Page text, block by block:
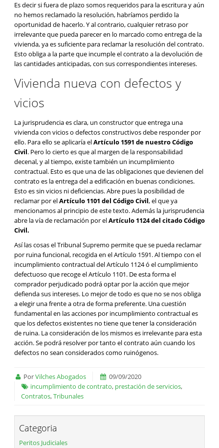
Es decir si fuera de plazo somos requeridos para la escritura y aún
no hemos reclamado la resolución, habríamos perdido la
oportunidad de hacerlo. Y al contrario, cualquier retraso por
irrelevante que pueda parecer en lo marcado como entrega de la
vivienda, ya es suficiente para reclamar la resolución del contrato.
Esto obliga a la parte que incumple el contrato a la devolución de
las cantidades anticipadas, con sus correspondientes intereses.
Vivienda nueva con defectos y
vicios
La jurisprudencia es clara, un constructor que entrega una
vivienda con vicios o defectos constructivos debe responder por
ello. Para ello se aplicaría elArtículo 1591 de nuestro Código
Civil. Pero lo cierto es que al margen de la responsabilidad
decenal, y al tiempo, existe también un incumplimiento
contractual. Esto es que una de las obligaciones que devienen del
contrato es la entrega del a edificación en buenas condiciones.
Esto es sin vicios ni deficiencias. Abre pues la posibilidad de
reclamar por elArtículo 1101 del Código Civil, el que ya
mencionamos al principio de este texto. Además la jurisprudencia
abre la vía de reclamación por elArtículo 1124 del citado Código
Civil.
Así las cosas el Tribunal Supremo permite que se pueda reclamar
por ruina funcional, recogida en el Artículo 1591. Al tiempo con el
incumplimiento contractual del Artículo 1124 ó el cumplimiento
defectuoso que recoge el Artículo 1101. De esta forma el
comprador perjudicado podrá optar por la acción que mejor
defienda sus intereses. Lo mejor de todo es que no se nos obliga
a elegir una frente a otra de forma preferente. Una cuestión
fundamental en las acciones por incumplimiento contractual es
que los defectos existentes no tiene que tener la consideración
de ruina. La consideración de los mismos es irrelevante para esta
acción. Se podrá resolver por tanto el contrato aún cuando los
defectos no sean considerados como ruinógenos.
PorVilches Abogados
09/09/2020
incumplimiento de contrato, prestación de servicios,
Contratos,Tribunales
Categoria
Peritos Judiciales